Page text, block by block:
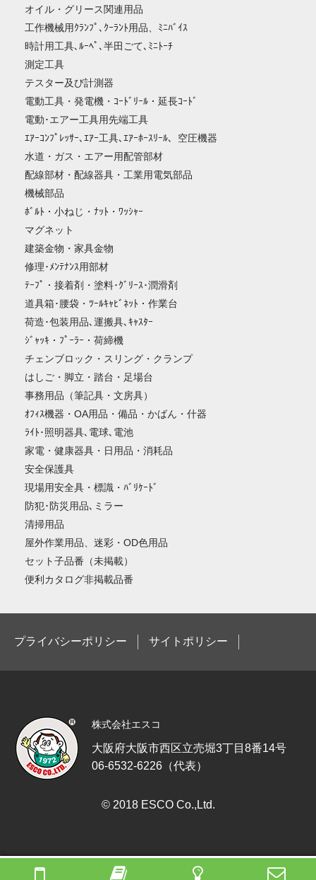
オイル・グリース関連用品
工作機械用ｸﾗﾝﾌﾟ､ｸｰﾗﾝﾄ用品、ﾐﾆﾊﾞｲｽ
時計用工具､ﾙｰﾍﾟ､半田ごて､ﾐﾆﾄｰﾁ
測定工具
テスター及び計測器
電動工具・発電機・ｺｰﾄﾞﾘｰﾙ・延長ｺｰﾄﾞ
電動･エアー工具用先端工具
ｴｱｰｺﾝﾌﾟﾚｯｻｰ､ｴｱｰ工具､ｴｱｰﾎｰｽﾘｰﾙ、空圧機器
水道・ガス・エアー用配管部材
配線部材・配線器具・工業用電気部品
機械部品
ﾎﾞﾙﾄ・小ねじ・ﾅｯﾄ・ﾜｯｼｬｰ
マグネット
建築金物・家具金物
修理･ﾒﾝﾃﾅﾝｽ用部材
ﾃｰﾌﾟ・接着剤・塗料･ｸﾞﾘｰｽ･潤滑剤
道具箱･腰袋・ﾂｰﾙｷｬﾋﾞﾈｯﾄ・作業台
荷造･包装用品､運搬具､ｷｬｽﾀｰ
ｼﾞｬｯｷ・ﾌﾟｰﾗｰ・荷締機
チェンブロック・スリング・クランプ
はしご・脚立・踏台・足場台
事務用品（筆記具・文房具）
ｵﾌｨｽ機器・OA用品・備品・かばん・什器
ﾗｲﾄ･照明器具､電球､電池
家電・健康器具・日用品・消耗品
安全保護具
現場用安全具・標識・ﾊﾞﾘｹｰﾄﾞ
防犯･防災用品､ミラー
清掃用品
屋外作業用品、迷彩・OD色用品
セット子品番（未掲載）
便利カタログ非掲載品番
プライバシーポリシー サイトポリシー
株式会社エスコ
大阪府大阪市西区立売堀3丁目8番14号
06-6532-6226（代表）
© 2018 ESCO Co.,Ltd.